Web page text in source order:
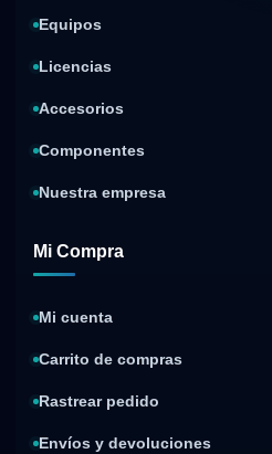
Equipos
Licencias
Accesorios
Componentes
Nuestra empresa
Mi Compra
Mi cuenta
Carrito de compras
Rastrear pedido
Envíos y devoluciones